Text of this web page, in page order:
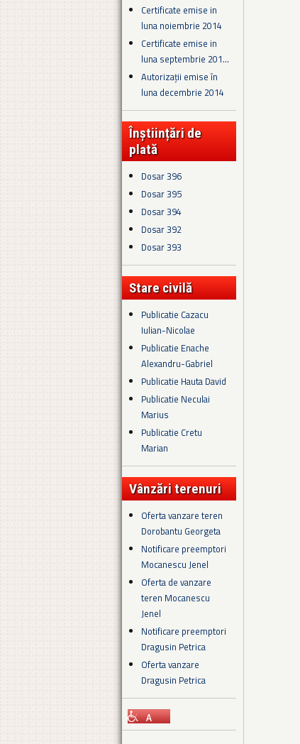
Certificate emise in
luna noiembrie 2014
Certificate emise in
luna septembrie 201...
Autorizații emise în
luna decembrie 2014
Înștiințări de
plată
Dosar 396
Dosar 395
Dosar 394
Dosar 392
Dosar 393
Stare civilă
Publicatie Cazacu
Iulian-Nicolae
Publicatie Enache
Alexandru-Gabriel
Publicatie Hauta David
Publicatie Neculai
Marius
Publicatie Cretu
Marian
Vânzări terenuri
Oferta vanzare teren
Dorobantu Georgeta
Notificare preemptori
Mocanescu Jenel
Oferta de vanzare
teren Mocanescu
Jenel
Notificare preemptori
Dragusin Petrica
Oferta vanzare
Dragusin Petrica